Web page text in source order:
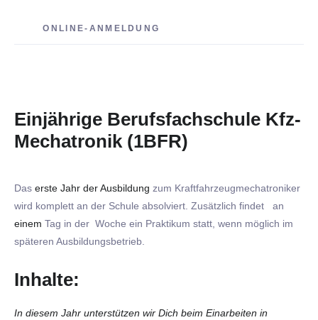
ONLINE-ANMELDUNG
Einjährige Berufsfachschule Kfz-
Mechatronik (1BFR)
Das erste Jahr der Ausbildung zum Kraftfahrzeugmechatroniker
wird komplett an der Schule absolviert. Zusätzlich findet an
einem Tag in der Woche ein Praktikum statt, wenn möglich im
späteren Ausbildungsbetrieb.
Inhalte:
In diesem Jahr unterstützen wir Dich beim Einarbeiten in